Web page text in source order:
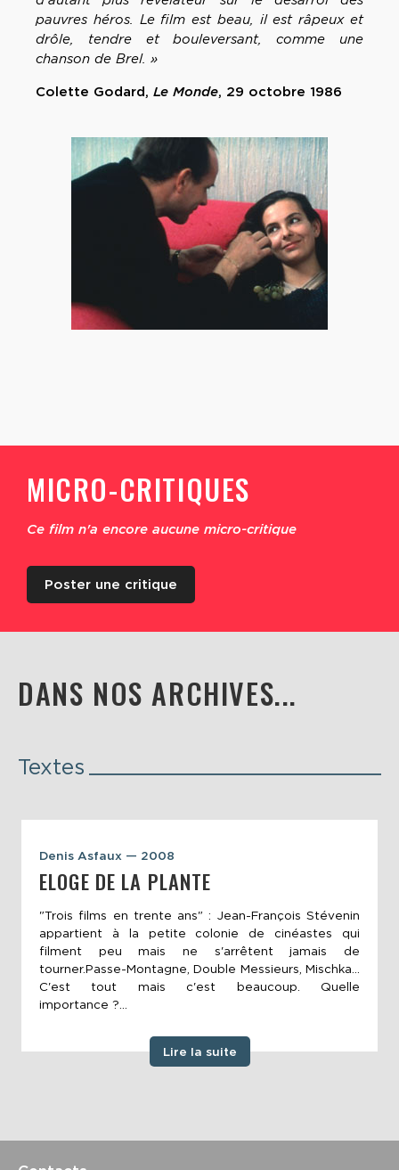
pauvres héros. Le film est beau, il est râpeux et
drôle, tendre et bouleversant, comme une
chanson de Brel. »
Colette Godard, Le Monde, 29 octobre 1986
MICRO-CRITIQUES
Ce film n'a encore aucune micro-critique
Poster une critique
DANS NOS ARCHIVES...
Textes
Denis Asfaux — 2008
ELOGE DE LA PLANTE
"Trois films en trente ans" : Jean-François Stévenin
appartient à la petite colonie de cinéastes qui
filment peu mais ne s'arrêtent jamais de
tourner.Passe-Montagne, Double Messieurs, Mischka...
C'est tout mais c'est beaucoup. Quelle
importance ?...
Lire la suite